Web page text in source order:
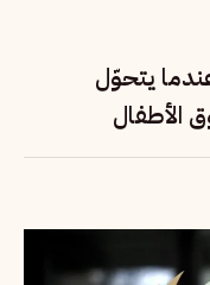
يتحوّل
الأطفال